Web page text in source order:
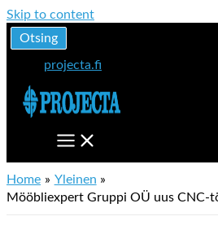
Skip to content
Otsing
projecta.fi
Home
Yleinen
Mööbliexpert Gruppi OÜ uus CNC-